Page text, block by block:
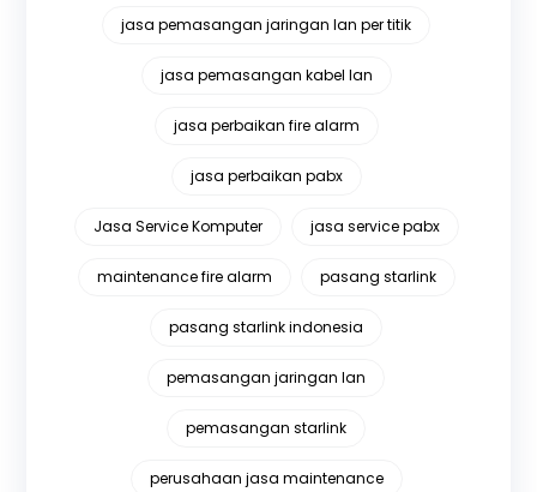
jasa pemasangan jaringan lan per titik
jasa pemasangan kabel lan
jasa perbaikan fire alarm
jasa perbaikan pabx
Jasa Service Komputer jasa service pabx
maintenance fire alarm pasang starlink
pasang starlink indonesia
pemasangan jaringan lan
pemasangan starlink
perusahaan jasa maintenance